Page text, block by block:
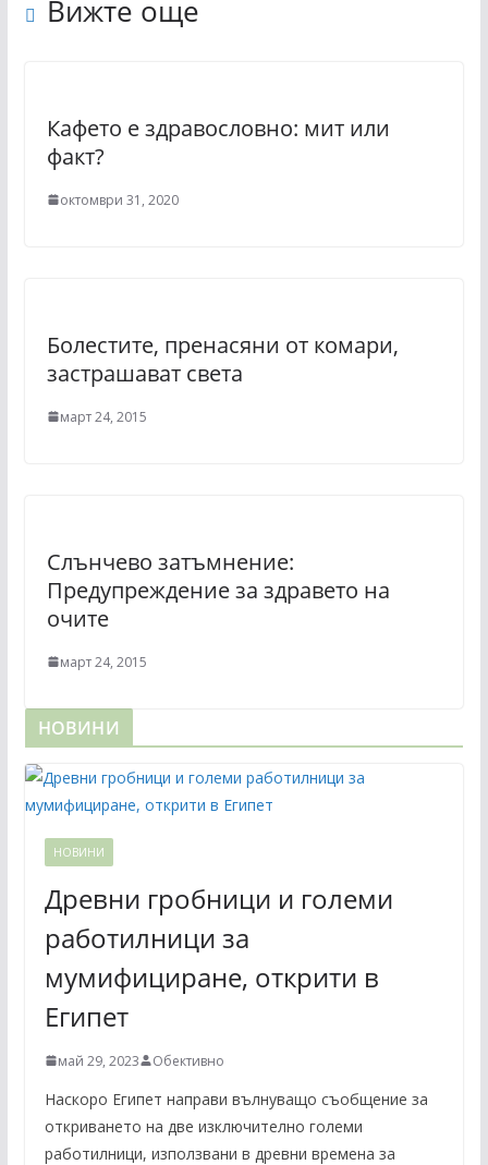
Вижте още
Кафето е здравословно: мит или
факт?
октомври 31, 2020
Болестите, пренасяни от комари,
застрашават света
март 24, 2015
Слънчево затъмнение:
Предупреждение за здравето на
очите
март 24, 2015
НОВИНИ
НОВИНИ
Древни гробници и големи
работилници за
мумифициране, открити в
Египет
май 29, 2023 Обективно
Наскоро Египет направи вълнуващо съобщение за
откриването на две изключително големи
работилници, използвани в древни времена за